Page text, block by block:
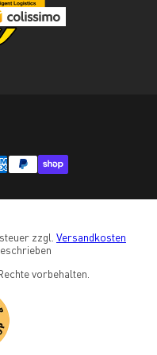
zzgl. Versandkosten
vorbehalten.